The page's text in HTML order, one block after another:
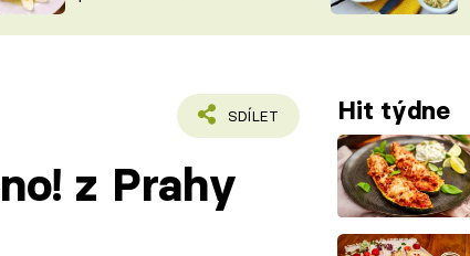
ŠÉFREDAKTORKY
ČASOPIS
SDÍLET Hit týdne
z Prahy